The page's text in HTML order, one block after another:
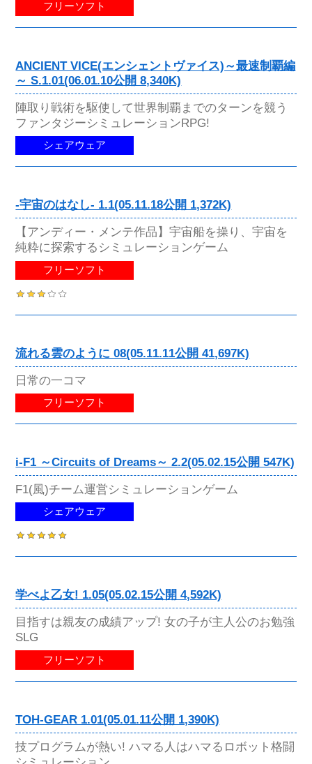
フリーソフト
ANCIENT VICE(エンシェントヴァイス)～最速制覇編
～ S.1.01(06.01.10公開 8,340K)
陣取り戦術を駆使して世界制覇までのターンを競う
ファンタジーシミュレーションRPG!
シェアウェア
-宇宙のはなし- 1.1(05.11.18公開 1,372K)
【アンディー・メンテ作品】宇宙船を操り、宇宙を
純粋に探索するシミュレーションゲーム
フリーソフト
流れる雲のように 08(05.11.11公開 41,697K)
日常の一コマ
フリーソフト
i-F1 ～Circuits of Dreams～ 2.2(05.02.15公開 547K)
F1(風)チーム運営シミュレーションゲーム
シェアウェア
学べよ乙女! 1.05(05.02.15公開 4,592K)
目指すは親友の成績アップ! 女の子が主人公のお勉強
SLG
フリーソフト
TOH-GEAR 1.01(05.01.11公開 1,390K)
技プログラムが熱い! ハマる人はハマるロボット格闘